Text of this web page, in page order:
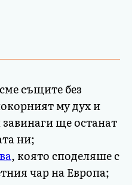
същите без
му дух и
ще останат
ни;
, която споделяше с
чар на Европа;